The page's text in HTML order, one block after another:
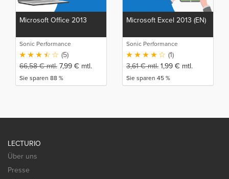
Microsoft Office 2013
Sonic Performance
(5)
66,58€mtl. 7,99 € mtl.
Sie sparen 88 %
Microsoft Excel 2013 (EN)
Sonic Performance
(1)
3,61€mtl. 1,99 € mtl.
Sie sparen 45 %
LECTURIO
Über uns
Presse